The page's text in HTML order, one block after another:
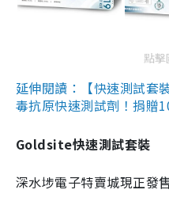
點
延伸閱讀：【快速測試套
毒抗原快速測試劑！捐贈
Goldsite快速測試套裝
深水埗電子特賣城現正發